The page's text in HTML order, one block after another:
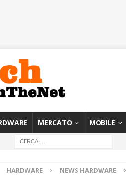
MERCATO MOBILE
HARDWARE NEWS HARDWARE